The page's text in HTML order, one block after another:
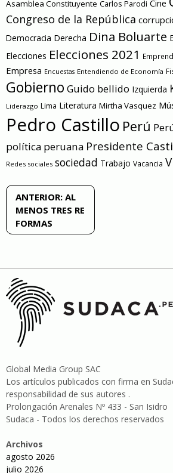
Asamblea Constituyente Carlos Parodi Cine
Congreso de la República
Democracia Derecha Dina Boluarte
Elecciones Elecciones 2021
Empresa Encuestas Entendiendo de Economía
Gobierno Guido bellido Izquierda
Liderazgo Lima Literatura Mirtha Vasquez
Pedro Castillo Perú
política peruana Presidente
Redes sociales sociedad Trabajo Vacancia
Navegación
de
entradas
ANTERIOR: AL
MENOS TRES RE
FORMAS
Global Media Group SAC
Los artículos publicados con firma en
responsabilidad de sus autores .
Prolongación Arenales Nº 433 - San Isidro
Sudaca - Todos los derechos reservados
Archivos
agosto 2026
julio 2026